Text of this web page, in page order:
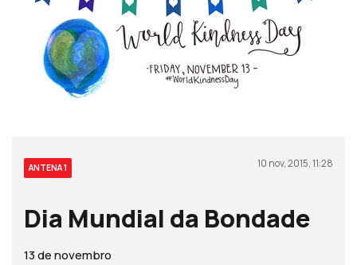
ANTENA 1 10 nov, 2015, 11:28
Dia Mundial da Bondade
13 de novembro